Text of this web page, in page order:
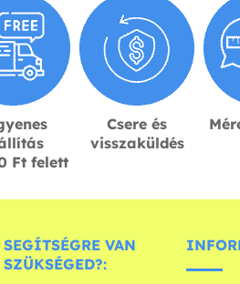
Ft felett
Csere és
visszaküldés
SEGÍTSÉGRE VAN
SZÜKSÉGED?: